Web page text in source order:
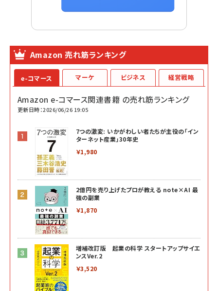
Amazon 売れ筋ランキング
e-コマース
Amazon e-コマース関連書籍 の売れ筋ランキング
更新日時：2026/06/26 19:05
7つの激変: いかがわしい者たちが主役の「イン
ターネット産業」30年史
￥1,980
2億円を売り上げたプロが教える note×AI 最
強の副業
￥1,870
増補改訂版 起業の科学 スタートアップサイエ
ンスVer.2
￥3,520
マーケ ビジネス 経営戦略